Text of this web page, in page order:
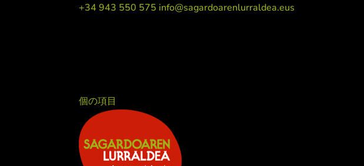
+34 943 550 575 info@sagardoarenlurraldea.eus
個の項目